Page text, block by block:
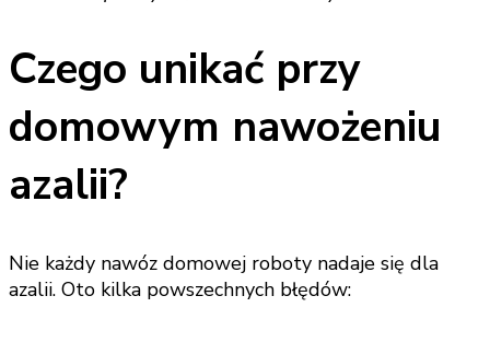
Czego unikać przy
domowym nawożeniu
azalii?
Nie każdy nawóz domowej roboty nadaje się dla
azalii. Oto kilka powszechnych błędów: